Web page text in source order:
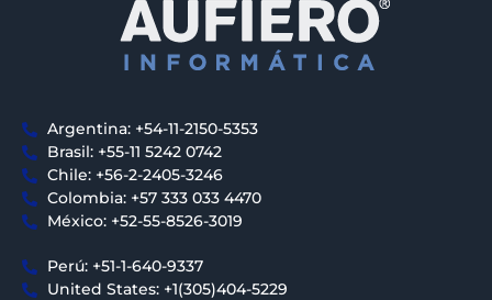
Argentina: +54-11-2150-5353
Brasil: +55-11 5242 0742
Chile: +56-2-2405-3246
Colombia: +57 333 033 4470
México: +52-55-8526-3019
Perú: +51-1-640-9337
United States: +1(305)404-5229